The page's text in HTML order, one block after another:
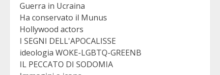
Guerra in Ucraina
Ha conservato il Munus
Hollywood actors
I SEGNI DELL'APOCALISSE
ideologia WOKE-LGBTQ-GREENB
IL PECCATO DI SODOMIA